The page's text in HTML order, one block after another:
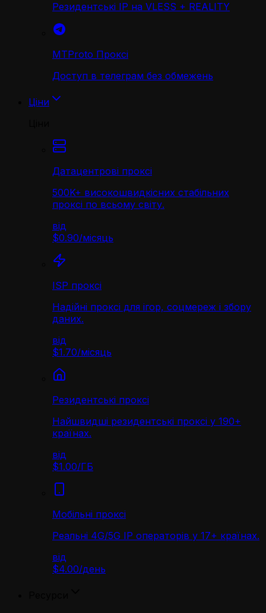
Резидентські IP на VLESS + REALITY
MTProto Проксі
Доступ в телеграм без обмежень
Ціни
Датацентрові проксі
500K+ високошвидкісних стабільних
проксі по всьому світу.
від
$0.90/місяць
ISP проксі
Надійні проксі для ігор, соцмереж і збору
даних.
від
$1.70/місяць
Резидентські проксі
Найшвидші резидентські проксі у 190+
країнах.
від
$1.00/ГБ
Мобільні проксі
Реальні 4G/5G IP операторів у 17+ країнах.
від
$4.00/день